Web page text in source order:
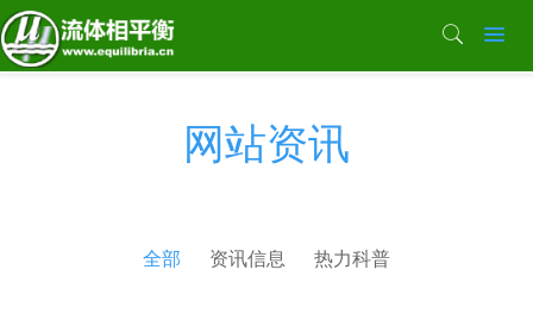
网站资讯
全部 资讯信息 热力科普